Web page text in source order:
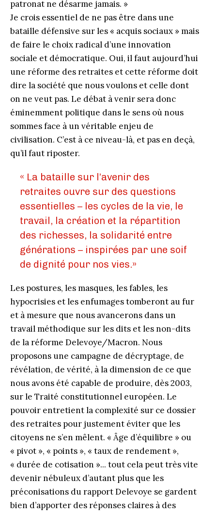
patronat ne désarme jamais. »
Je crois essentiel de ne pas être dans une
bataille défensive sur les « acquis sociaux » mais
de faire le choix radical d’une innovation
sociale et démocratique. Oui, il faut aujourd’hui
une réforme des retraites et cette réforme doit
dire la société que nous voulons et celle dont
on ne veut pas. Le débat à venir sera donc
éminemment politique dans le sens où nous
sommes face à un véritable enjeu de
civilisation. C’est à ce niveau-là, et pas en deçà,
qu’il faut riposter.
« La bataille sur l’avenir des
retraites ouvre sur des questions
essentielles – les cycles de la vie, le
travail, la création et la répartition
des richesses, la solidarité entre
générations – inspirées par une soif
de dignité pour nos vies.»
Les postures, les masques, les fables, les
hypocrisies et les enfumages tomberont au fur
et à mesure que nous avancerons dans un
travail méthodique sur les dits et les non-dits
de la réforme Delevoye/Macron. Nous
proposons une campagne de décryptage, de
révé­lation, de vérité, à la dimension de ce que
nous avons été capable de produire, dès 2003,
sur le Traité constitutionnel européen. Le
pouvoir entretient la complexité sur ce dossier
des retraites pour justement éviter que les
citoyens ne s’en mêlent. « Âge d’équilibre » ou
« pivot », « points », « taux de rendement »,
« durée de cotisation »... tout cela peut très vite
devenir nébuleux d’autant plus que les
préconisations du rapport Delevoye se gardent
bien d’apporter des réponses claires à des